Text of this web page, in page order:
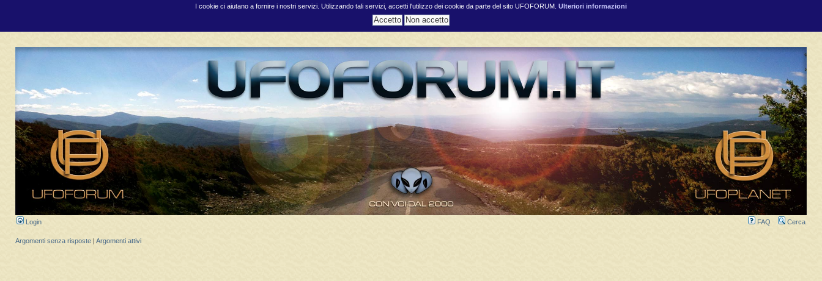
I cookie ci aiutano a fornire i nostri servizi. Utilizzando tali servizi, accetti l'utilizzo dei cookie da parte del sito UFOFORUM. Ulteriori informazioni
Login FAQ Cerca
Argomenti senza risposte Argomenti attivi